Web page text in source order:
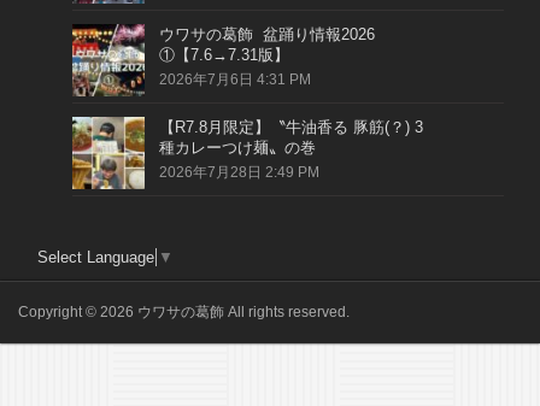
ウワサの葛飾 盆踊り情報2026
①【7.6→7.31版】
2026年7月6日 4:31 PM
【R7.8月限定】〝牛油香る 豚筋(？) 3
種カレーつけ麺〟の巻
2026年7月28日 2:49 PM
Select Language ▼
Copyright © 2026 ウワサの葛飾 All rights reserved.